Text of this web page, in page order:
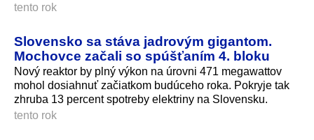
tento rok
Slovensko sa stáva jadrovým gigantom.
Mochovce začali so spúšťaním 4. bloku
Nový reaktor by plný výkon na úrovni 471 megawattov
mohol dosiahnuť začiatkom budúceho roka. Pokryje tak
zhruba 13 percent spotreby elektriny na Slovensku.
tento rok